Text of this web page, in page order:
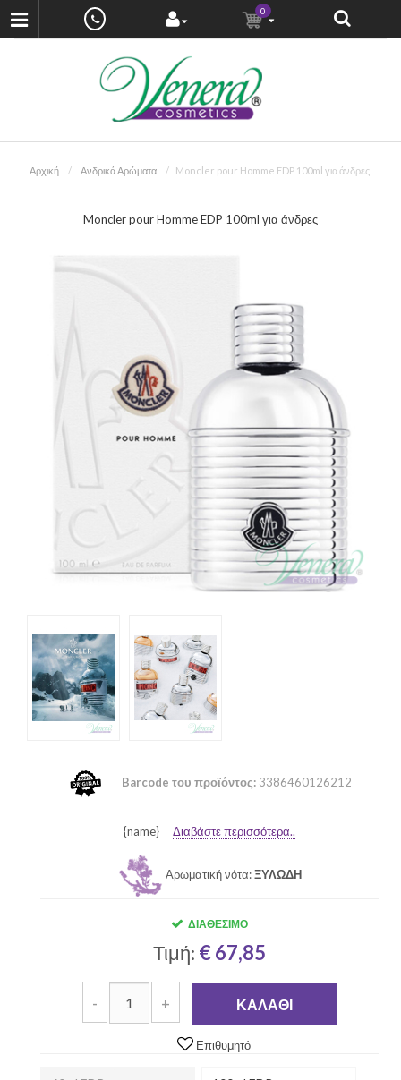
0
Αρχική Ανδρικά Αρώματα Moncler pour Homme EDP 100ml για άνδρες
Moncler pour Homme EDP 100ml για άνδρες
Barcode του προϊόντος:3386460126212
{name} Διαβάστε περισσότερα..
Αρωματική νότα:ΞΥΛΩΔΗ
ΔΙΑΘΈΣΙΜΟ
Τιμή: € 67,85
- + ΚΑΛΆΘΙ
Επιθυμητό